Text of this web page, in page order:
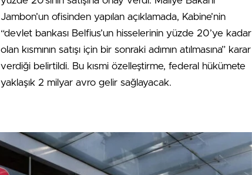
Jambon’un ofisinden yapılan açıklamada, Kabine’nin
“devlet bankası Belfius’un hisselerinin yüzde 20’ye kadar
olan kısmının satışı için bir sonraki adımın atılmasına” karar
verdiği belirtildi. Bu kısmi özelleştirme, federal hükümete
yaklaşık 2 milyar avro gelir sağlayacak.